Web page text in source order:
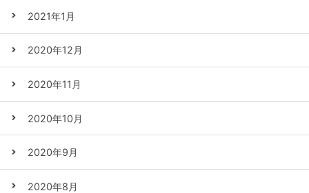
2021年1月
2020年12月
2020年11月
2020年10月
2020年9月
2020年8月